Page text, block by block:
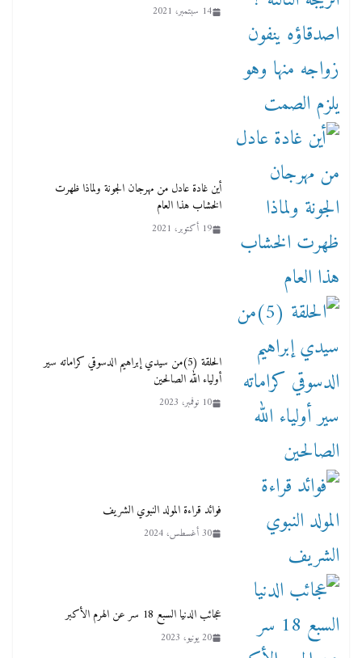
14 سبتمبر، 2021
أين غادة عادل من مهرجان الجونة ولماذا ظهرت
الخشاب هذا العام
19 أكتوبر، 2021
الحلقة (5)من سيدي إبراهيم الدسوقي كراماته سير
أولياء الله الصالحين
10 نوفمبر، 2023
فوائد قراءة المولد النبوي الشريف
30 أغسطس، 2024
عجائب الدنيا السبع 18 سر عن الهرم الأكبر
20 يونيو، 2023